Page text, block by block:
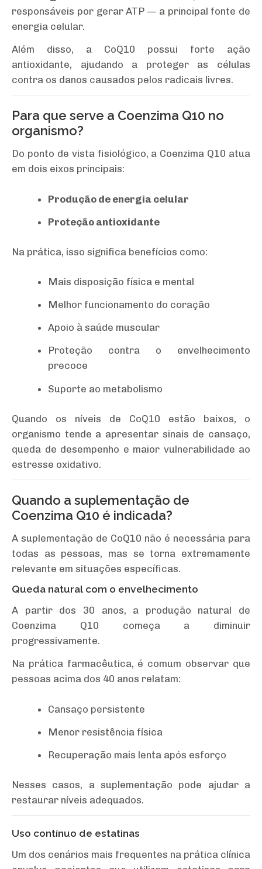
responsáveis por gerar ATP — a principal fonte de
energia celular.
Além disso, a CoQ10 possui forte ação
antioxidante, ajudando a proteger as células
contra os danos causados pelos radicais livres.
Para que serve a Coenzima Q10 no
organismo?
Do ponto de vista fisiológico, a Coenzima Q10 atua
em dois eixos principais:
Produção de energia celular
Proteção antioxidante
Na prática, isso significa benefícios como:
Mais disposição física e mental
Melhor funcionamento do coração
Apoio à saúde muscular
Proteção contra o envelhecimento
precoce
Suporte ao metabolismo
Quando os níveis de CoQ10 estão baixos, o
organismo tende a apresentar sinais de cansaço,
queda de desempenho e maior vulnerabilidade ao
estresse oxidativo.
Quando a suplementação de
Coenzima Q10 é indicada?
A suplementação de CoQ10 não é necessária para
todas as pessoas, mas se torna extremamente
relevante em situações específicas.
Queda natural com o envelhecimento
A partir dos 30 anos, a produção natural de
Coenzima Q10 começa a diminuir
progressivamente.
Na prática farmacêutica, é comum observar que
pessoas acima dos 40 anos relatam:
Cansaço persistente
Menor resistência física
Recuperação mais lenta após esforço
Nesses casos, a suplementação pode ajudar a
restaurar níveis adequados.
Uso contínuo de estatinas
Um dos cenários mais frequentes na prática clínica